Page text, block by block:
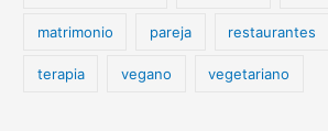
matrimonio pareja restaurantes
terapia vegano vegetariano